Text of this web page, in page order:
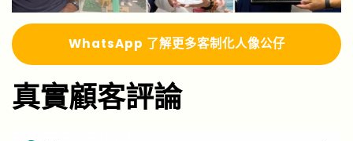
WhatsApp 了解更多客制化人像公仔
真實顧客評論